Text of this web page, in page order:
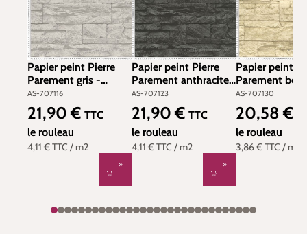
Papier peint Pierre
Parement gris -
Elements 2 d'A.S.
Création | Réf. AS-
707116
AS-707116
4,11 €TTC / m2
Prix régulier :
21,90 € TTC
le rouleau
Papier peint Pierre
Parement anthracite
- Elements 2 d'A.S.
Création | Réf. AS-
707123
AS-707123
4,11 €TTC / m2
Prix régulier :
21,90 € TTC
le rouleau
Papier peint
Parement
Elements 2
Création | Réf.
707130
AS-707130
3,86 €TTC / m2
Prix régulier :
20,58 €
le rouleau